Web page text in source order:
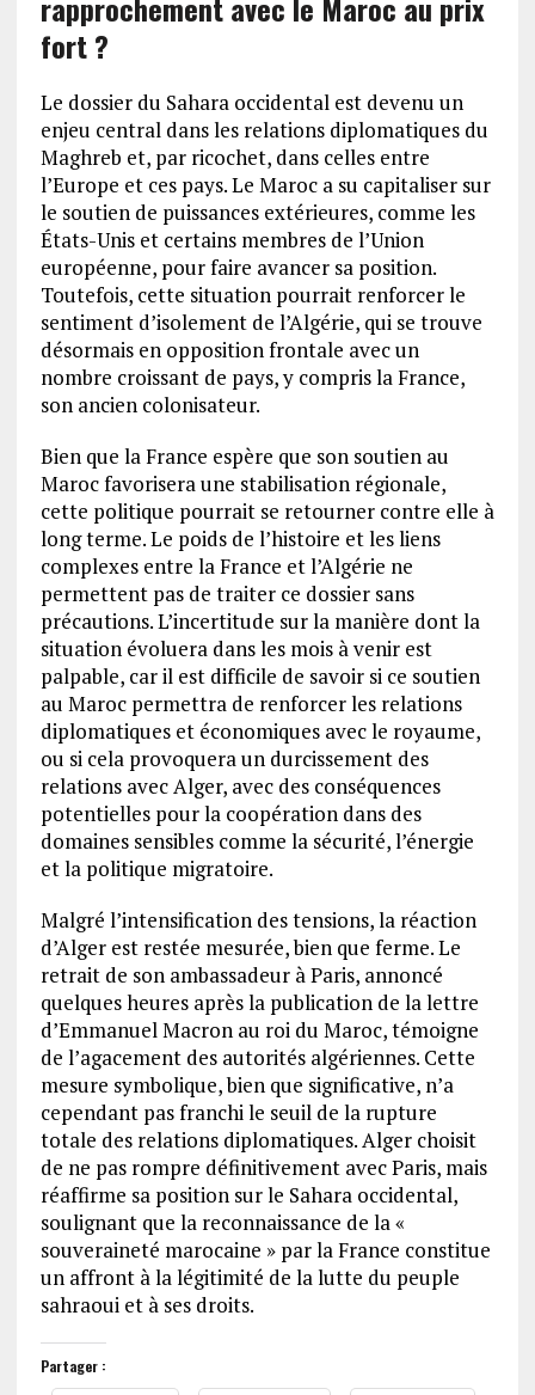
fort ?
Le dossier du Sahara occidental est devenu un
enjeu central dans les relations diplomatiques du
Maghreb et, par ricochet, dans celles entre
l’Europe et ces pays. Le Maroc a su capitaliser sur
le soutien de puissances extérieures, comme les
États-Unis et certains membres de l’Union
européenne, pour faire avancer sa position.
Toutefois, cette situation pourrait renforcer le
sentiment d’isolement de l’Algérie, qui se trouve
désormais en opposition frontale avec un
nombre croissant de pays, y compris la France,
son ancien colonisateur.
Bien que la France espère que son soutien au
Maroc favorisera une stabilisation régionale,
cette politique pourrait se retourner contre elle à
long terme. Le poids de l’histoire et les liens
complexes entre la France et l’Algérie ne
permettent pas de traiter ce dossier sans
précautions. L’incertitude sur la manière dont la
situation évoluera dans les mois à venir est
palpable, car il est difficile de savoir si ce soutien
au Maroc permettra de renforcer les relations
diplomatiques et économiques avec le royaume,
ou si cela provoquera un durcissement des
relations avec Alger, avec des conséquences
potentielles pour la coopération dans des
domaines sensibles comme la sécurité, l’énergie
et la politique migratoire.
Malgré l’intensification des tensions, la réaction
d’Alger est restée mesurée, bien que ferme. Le
retrait de son ambassadeur à Paris, annoncé
quelques heures après la publication de la lettre
d’Emmanuel Macron au roi du Maroc, témoigne
de l’agacement des autorités algériennes. Cette
mesure symbolique, bien que significative, n’a
cependant pas franchi le seuil de la rupture
totale des relations diplomatiques. Alger choisit
de ne pas rompre définitivement avec Paris, mais
réaffirme sa position sur le Sahara occidental,
soulignant que la reconnaissance de la «
souveraineté marocaine » par la France constitue
un affront à la légitimité de la lutte du peuple
sahraoui et à ses droits.
Partager :